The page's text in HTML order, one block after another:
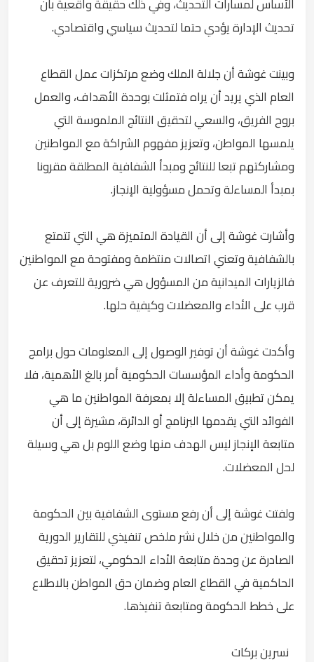
تحديث الإدارة يؤدي حتما لتحديث سياسي واقتصادي.
وبينت غوشة أن جلالة الملك وضع مرتكزات عمل القطاع
العام الذي يريد أن يراه فتمثلت بوحدة الأهداف، والعمل
بروح الفريق، والسعي لتحقيق النتائج الملموسة التي
يلمسها المواطن، وتعزيز مفهوم الشراكة مع المواطنين
ومشاركتهم تبعا للنتائج ومبدأ الشفافية المطلقة مقرونا
بمبدأ المساءلة وتحمل مسؤولية الإنجاز.
وأشارت غوشة إلى أن القيادة المتميزة هي التي تتمتع
بالشفافية وتعني اتصالات منتظمة ومفتوحة مع المواطنين
فالزيارات الميدانية من المسؤول هي ضرورية للتعرف عن
قرب على الأداء والمعضلات وكيفية حلها.
وأكدت غوشة أن توفير الوصول إلى المعلومات حول برامج
الحكومة وأداء المؤسسات الحكومية أمر بالغ الأهمية، فلا
يمكن تطبيق المساءلة إلا بمعرفة المواطنين ما هي
الفوائد التي يقدمها البرنامج أو الدائرة، مشيرة إلى أن
متابعة الإنجاز ليس الهدف منها وضع اللوم بل هي وسيلة
لحل المعضلات.
ولفتت غوشة إلى أن رفع مستوى الشفافية بين الحكومة
والمواطنين من خلال نشر ملخص تنفيذي للتقارير الدورية
الصادرة عن وحدة متابعة الأداء الحكومي، لتعزيز تحقيق
الحاكمية في القطاع العام وضمان حق المواطن بالاطلاع
على خطط الحكومة ومتابعة تنفيذها.
نسرين بركات